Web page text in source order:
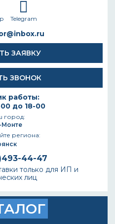
Telegram
ЗАЯВКУ
ЗВОНОК
работы:
до 18-00
город:
Монте
региона:
44-47
только для ИП и
лиц